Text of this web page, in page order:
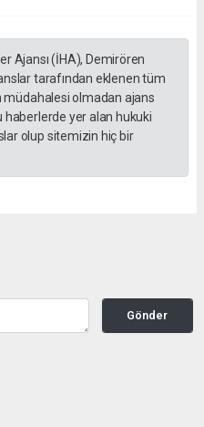
Ajansı (İHA), Demirören
tarafından eklenen tüm
olmadan ajans
haberlerde yer alan hukuki
olup sitemizin hiç bir
Gönder